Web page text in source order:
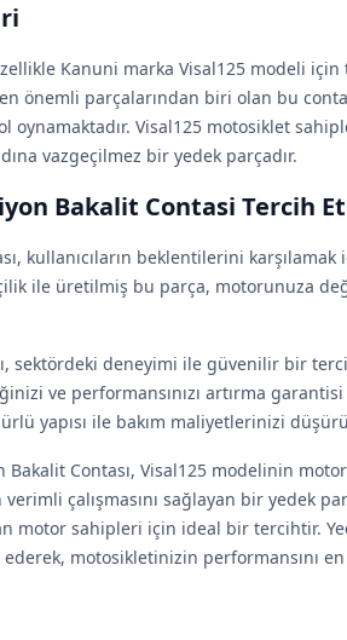
Kanuni marka Visal125 modeli için
önemli parçalarından biri olan bu
oynamaktadır. Visal125 motosiklet
vazgeçilmez bir yedek parçadır.
Bakalit Contasi Tercih
kullanıcıların beklentilerini
ile üretilmiş bu parça, motorunuza
sektördeki deneyimi ile güvenilir bir
ve performansınızı artırma garantisi
yapısı ile bakım maliyetlerinizi
Contası, Visal125 modelinin
çalışmasını sağlayan bir yedek
motor sahipleri için ideal bir tercihtir.
motosikletinizin performansını